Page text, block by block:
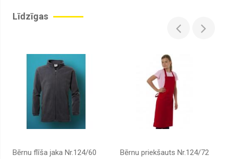
Līdzīgas
Bērnu flīša jaka Nr.124/60 Bērnu priekšauts Nr.124/72